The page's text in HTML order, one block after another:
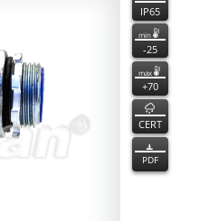
IP65
min
-25
max
+70
CERT
PDF